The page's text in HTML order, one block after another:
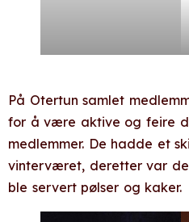
På Otertun samlet
for å være aktive og feire
medlemmer. De hadde et
vinterværet, deretter var
ble servert pølser og kaker.